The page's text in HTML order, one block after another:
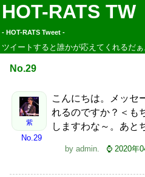
HOT-RATS TW
- HOT-RATS Tweet -
ツイートすると誰かが応えてくれるだぁ
No.29
紫
No.29
こんにちは。メッセ
れるのですか？＜も
しますわな～。あと
by admin. ⌚ 2020年